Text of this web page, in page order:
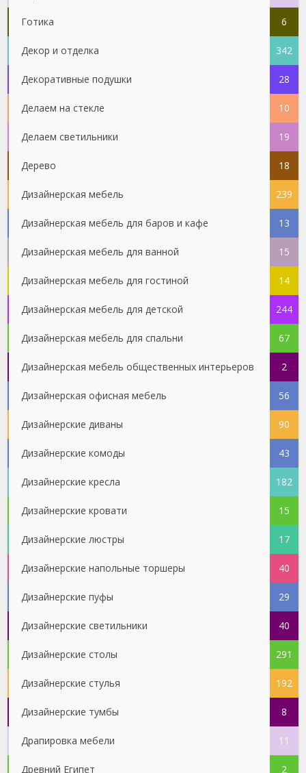
Готика 6
Декор и отделка 342
Декоративные подушки 28
Делаем на стекле 10
Делаем светильники 19
Дерево 18
Дизайнерская мебель 239
Дизайнерская мебель для баров и кафе 13
Дизайнерская мебель для ванной 15
Дизайнерская мебель для гостиной 14
Дизайнерская мебель для детской 244
Дизайнерская мебель для спальни 67
Дизайнерская мебель общественных интерьеров 2
Дизайнерская офисная мебель 56
Дизайнерские диваны 90
Дизайнерские комоды 43
Дизайнерские кресла 182
Дизайнерские кровати 15
Дизайнерские люстры 17
Дизайнерские напольные торшеры 40
Дизайнерские пуфы 29
Дизайнерские светильники 40
Дизайнерские столы 291
Дизайнерские стулья 192
Дизайнерские тумбы 8
Драпировка мебели 11
Древний Египет 2